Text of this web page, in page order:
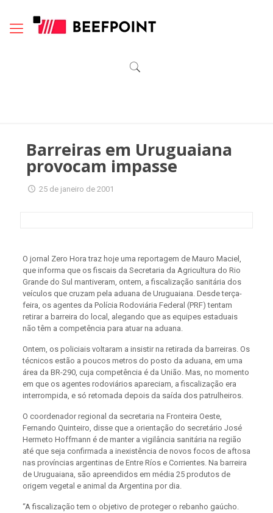
Barreiras em Uruguaiana
provocam impasse
25 de janeiro de 2001
O jornal Zero Hora traz hoje uma reportagem de Mauro Maciel,
que informa que os fiscais da Secretaria da Agricultura do Rio
Grande do Sul mantiveram, ontem, a fiscalização sanitária dos
veículos que cruzam pela aduana de Uruguaiana. Desde terça-
feira, os agentes da Polícia Rodoviária Federal (PRF) tentam
retirar a barreira do local, alegando que as equipes estaduais
não têm a competência para atuar na aduana.
Ontem, os policiais voltaram a insistir na retirada da barreiras. Os
técnicos estão a poucos metros do posto da aduana, em uma
área da BR-290, cuja competência é da União. Mas, no momento
em que os agentes rodoviários apareciam, a fiscalização era
interrompida, e só retomada depois da saída dos patrulheiros.
O coordenador regional da secretaria na Fronteira Oeste,
Fernando Quinteiro, disse que a orientação do secretário José
Hermeto Hoffmann é de manter a vigilância sanitária na região
até que seja confirmada a inexistência de novos focos de aftosa
nas províncias argentinas de Entre Ríos e Corrientes. Na barreira
de Uruguaiana, são apreendidos em média 25 produtos de
origem vegetal e animal da Argentina por dia.
“A fiscalização tem o objetivo de proteger o rebanho gaúcho.